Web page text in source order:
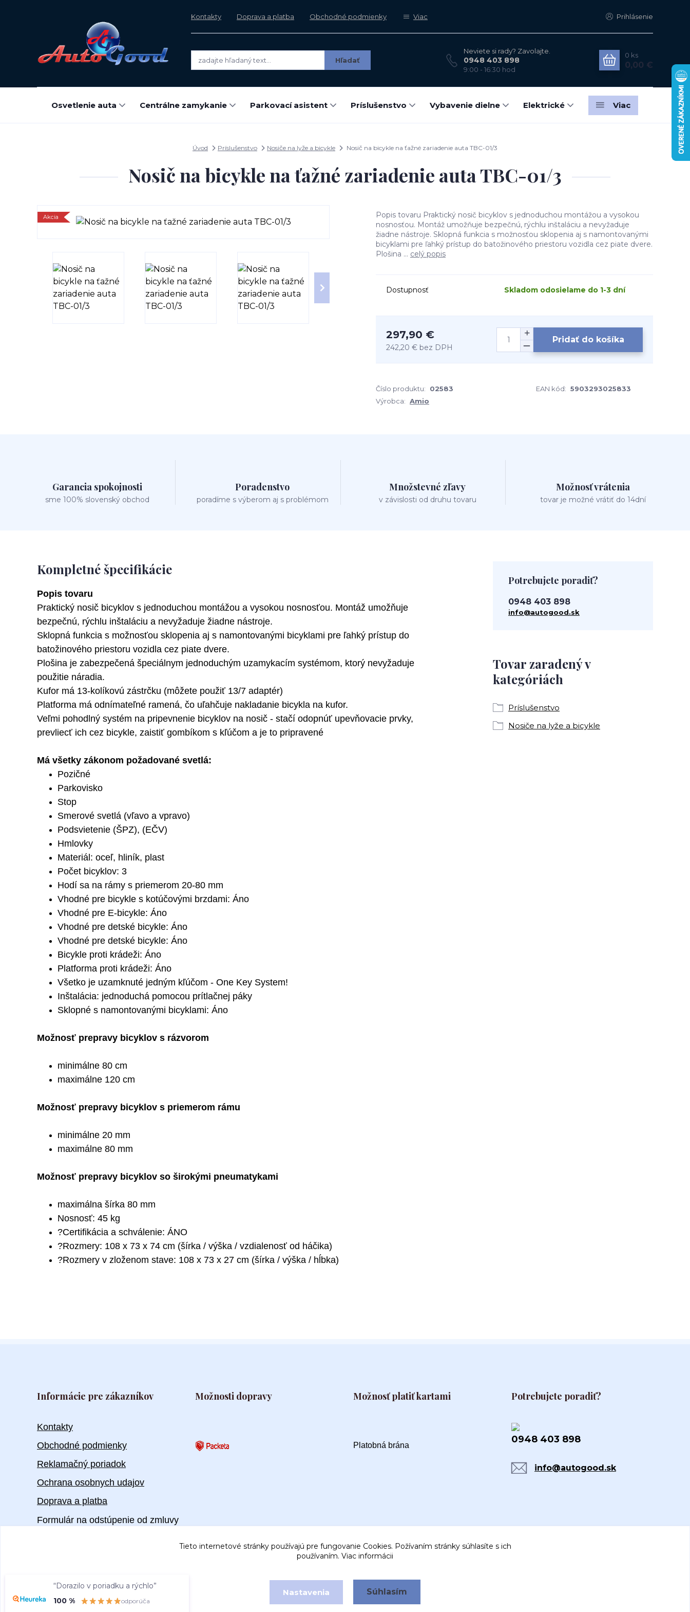
Kontakty Doprava a platba Obchodné podmienky Viac Prihlásenie
Hľadať
Neviete si rady? Zavolajte.
0948 403 898
9:00 - 16:30 hod
0 ks
0,00 €
Osvetlenie auta Centrálne zamykanie Parkovací asistent Príslušenstvo Vybavenie dielne Elektrické Viac
Úvod Príslušenstvo Nosiče na lyže a bicykle Nosič na bicykle na ťažné zariadenie auta TBC-01/3
Nosič na bicykle na ťažné zariadenie auta TBC-01/3
Akcia
Popis tovaru Praktický nosič bicyklov s jednoduchou montážou a vysokou
nosnosťou. Montáž umožňuje bezpečnú, rýchlu inštaláciu a nevyžaduje
žiadne nástroje. Sklopná funkcia s možnosťou sklopenia aj s namontovanými
bicyklami pre ľahký prístup do batožinového priestoru vozidla cez piate dvere.
Plošina ... celý popis
Dostupnosť Skladom odosielame do 1-3 dní
297,90 €
242,20 € bez DPH
Pridať do košíka
Číslo produktu: 02583 EAN kód: 5903293025833
Výrobca: Amio
Garancia spokojnosti
sme 100% slovenský obchod
Poradenstvo
poradíme s výberom aj s problémom
Množstevné zľavy
v závislosti od druhu tovaru
Možnosť vrátenia
tovar je možné vrátiť do 14dní
Kompletné špecifikácie
Popis tovaru
Praktický nosič bicyklov s jednoduchou montážou a vysokou nosnosťou. Montáž umožňuje
bezpečnú, rýchlu inštaláciu a nevyžaduje žiadne nástroje.
Sklopná funkcia s možnosťou sklopenia aj s namontovanými bicyklami pre ľahký prístup do
batožinového priestoru vozidla cez piate dvere.
Plošina je zabezpečená špeciálnym jednoduchým uzamykacím systémom, ktorý nevyžaduje
použitie náradia.
Kufor má 13-kolíkovú zástrčku (môžete použiť 13/7 adaptér)
Platforma má odnímateľné ramená, čo uľahčuje nakladanie bicykla na kufor.
Veľmi pohodlný systém na pripevnenie bicyklov na nosič - stačí odopnúť upevňovacie prvky,
prevliecť ich cez bicykle, zaistiť gombíkom s kľúčom a je to pripravené
Má všetky zákonom požadované svetlá:
Pozičné
Parkovisko
Stop
Smerové svetlá (vľavo a vpravo)
Podsvietenie (ŠPZ), (EČV)
Hmlovky
Materiál: oceľ, hliník, plast
Počet bicyklov: 3
Hodí sa na rámy s priemerom 20-80 mm
Vhodné pre bicykle s kotúčovými brzdami: Áno
Vhodné pre E-bicykle: Áno
Vhodné pre detské bicykle: Áno
Vhodné pre detské bicykle: Áno
Bicykle proti krádeži: Áno
Platforma proti krádeži: Áno
Všetko je uzamknuté jedným kľúčom - One Key System!
Inštalácia: jednoduchá pomocou prítlačnej páky
Sklopné s namontovanými bicyklami: Áno
Možnosť prepravy bicyklov s rázvorom
minimálne 80 cm
maximálne 120 cm
Možnosť prepravy bicyklov s priemerom rámu
minimálne 20 mm
maximálne 80 mm
Možnosť prepravy bicyklov so širokými pneumatykami
maximálna šírka 80 mm
Nosnosť: 45 kg
?Certifikácia a schválenie: ÁNO
?Rozmery: 108 x 73 x 74 cm (šírka / výška / vzdialenosť od háčika)
?Rozmery v zloženom stave: 108 x 73 x 27 cm (šírka / výška / hĺbka)
Tovar zaradený v
kategóriách
Príslušenstvo
Nosiče na lyže a bicykle
Potrebujete poradiť?
0948 403 898
info@autogood.sk
Informácie pre zákazníkov
Kontakty
Obchodné podmienky
Reklamačný poriadok
Ochrana osobnych udajov
Doprava a platba
Formulár na odstúpenie od zmluvy
Možnosti dopravy Možnosť platiť kartami
Platobná brána
Potrebujete poradiť?
0948 403 898
info@autogood.sk
Tieto internetové stránky používajú pre fungovanie Cookies. Požívaním stránky súhlasíte s ich
používaním. Viac informácii
Nastavenia Súhlasím
“Dorazilo v poriadku a rýchlo”
100 %
odporúča